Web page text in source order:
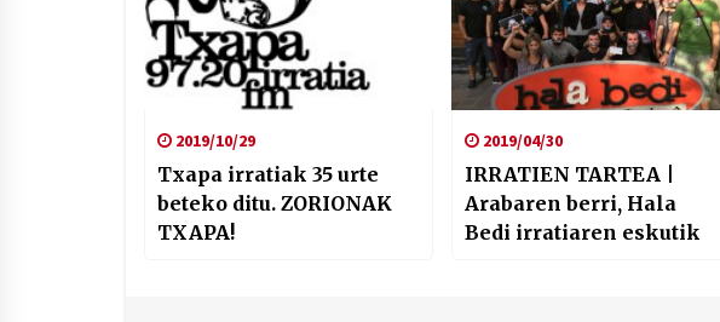
2019/10/29
Txapa irratiak 35 urte
beteko ditu. ZORIONAK
TXAPA!
2019/04/30
IRRATIEN TARTEA |
Arabaren berri, Hala
Bedi irratiaren eskutik